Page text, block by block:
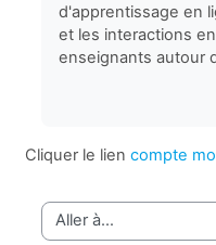
d'apprentissage en
et les interactions
enseignants autour
Cliquer le lien compte
Aller à…